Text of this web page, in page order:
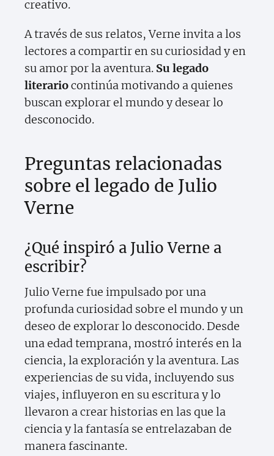
creativo.
A través de sus relatos, Verne invita a los
lectores a compartir en su curiosidad y en
su amor por la aventura. Su legado
literariocontinúa motivando a quienes
buscan explorar el mundo y desear lo
desconocido.
Preguntas relacionadas
sobre el legado de Julio
Verne
¿Qué inspiró a Julio Verne a
escribir?
Julio Verne fue impulsado por una
profunda curiosidad sobre el mundo y un
deseo de explorar lo desconocido. Desde
una edad temprana, mostró interés en la
ciencia, la exploración y la aventura. Las
experiencias de su vida, incluyendo sus
viajes, influyeron en su escritura y lo
llevaron a crear historias en las que la
ciencia y la fantasía se entrelazaban de
manera fascinante.